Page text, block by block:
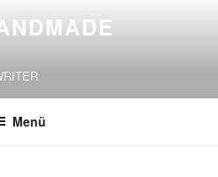
Menü